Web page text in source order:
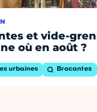
et vide-
où en août ?
urbaines Brocantes